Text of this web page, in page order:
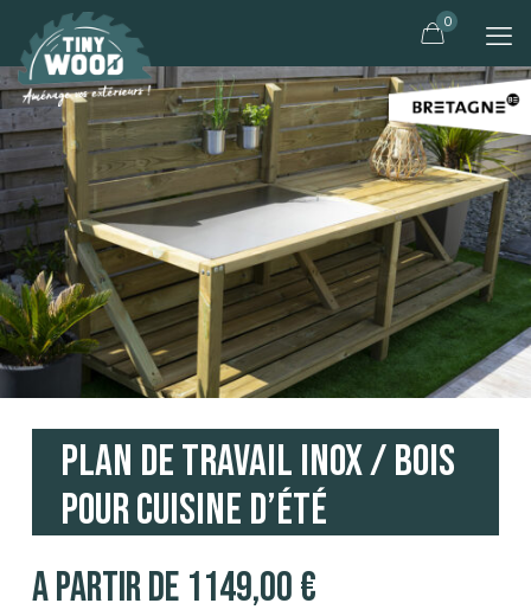
0
Plan de travail Inox / Bois
pour cuisine d’été
A partir de 1149,00€